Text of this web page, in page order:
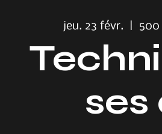
jeu. 23 févr. 500
ses